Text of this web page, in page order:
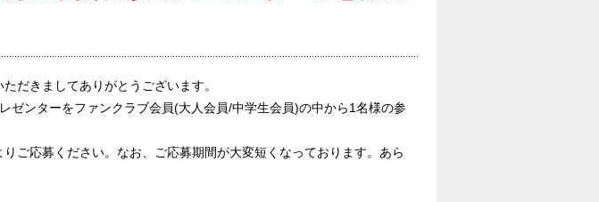
だきましてありがとうございます。
ゼンターをファンクラブ会員(大人会員/中学生会員)の中から1名様の参
ご応募ください。なお、ご応募期間が大変短くなっております。あら